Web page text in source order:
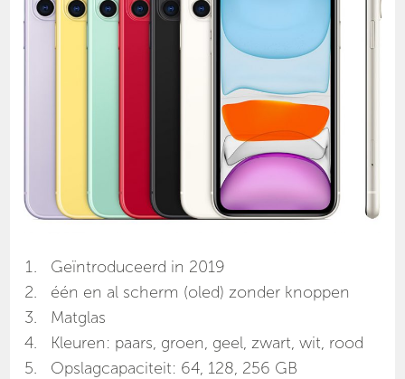
Geïntroduceerd in 2019
één en al scherm (oled) zonder knoppen
Matglas
Kleuren: paars, groen, geel, zwart, wit, rood
Opslagcapaciteit: 64, 128, 256 GB